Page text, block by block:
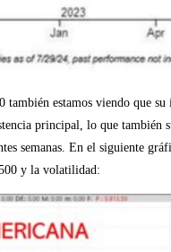
también estamos viendo que
principal, lo que también
semanas. En el siguiente
y la volatilidad: